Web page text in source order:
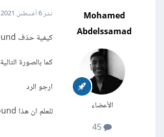
Mohamed
Abdelssamad
الأعضاء
نشر6 أغسطس 2021
كيفية حذف Background الذي في التواريخ
كما بالصورة التالية
ارجو الرد
للعلم ان هذا Background ليس من اكواد Css يعني مش موجود في اكواد Css.